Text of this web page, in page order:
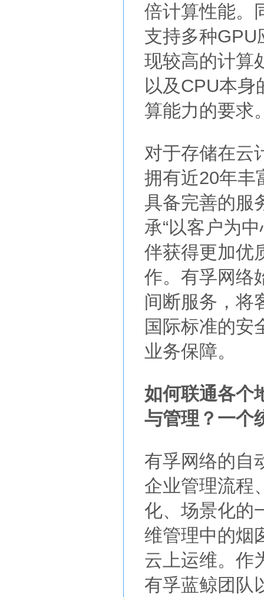
倍计算性能。
支持多种GPU
现较高的计算
以及CPU本身
算能力的要求
对于存储在云
拥有近20年丰
具备完善的服
承“以客户为
伴获得更加优
作。有孚网络
间断服务，将
国际标准的安
业务保障。
如何联通各个
与管理？一个
有孚网络的
企业管理流程
化、场景化的
维管理中的烟
云上运维。作
有孚蓝鲸团队